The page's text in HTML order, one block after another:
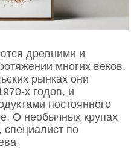
древними и
многих веков.
рынках они
х годов, и
постоянного
О необычных крупах
специалист по